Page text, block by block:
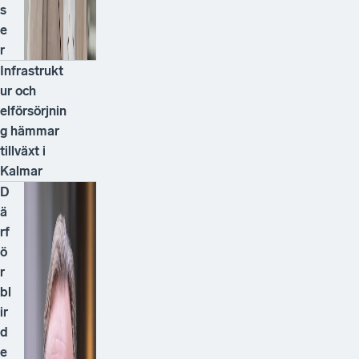
s
e
r
Infrastrukt
ur och
elförsörjnin
g hämmar
tillväxt i
Kalmar
D
ä
rf
ö
r
bl
ir
d
e